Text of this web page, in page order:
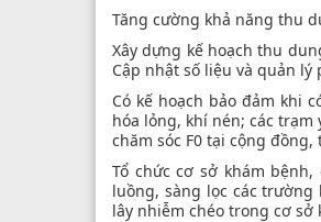
Tăng cường khả năng thu
Xây dựng kế hoạch thu
Cập nhật số liệu và quản
Có kế hoạch bảo đảm khi
hóa lỏng, khí nén; các
chăm sóc F0 tại cộng
Tổ chức cơ sở khám
luồng, sàng lọc các
lây nhiễm chéo trong cơ sở